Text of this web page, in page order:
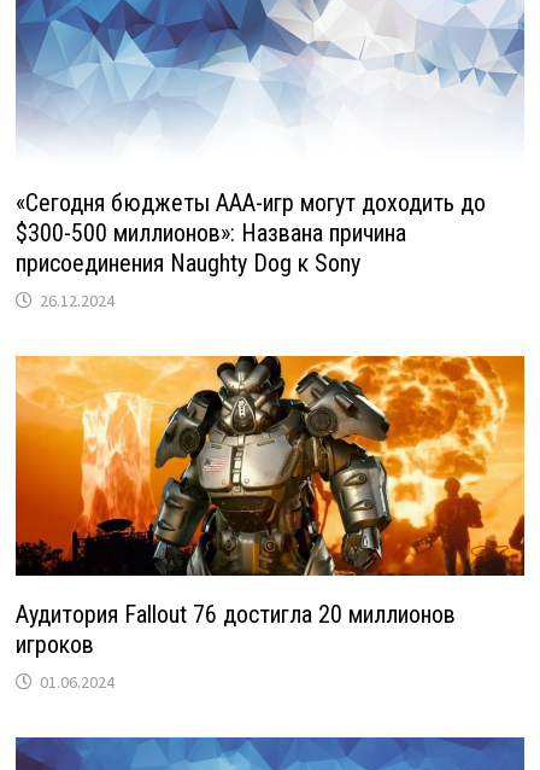
«Сегодня бюджеты ААА-игр могут доходить до
$300-500 миллионов»: Названа причина
присоединения Naughty Dog к Sony
26.12.2024
Аудитория Fallout 76 достигла 20 миллионов
игроков
01.06.2024